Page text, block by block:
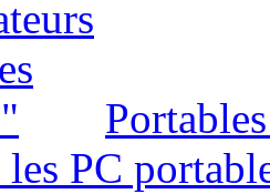
les PC